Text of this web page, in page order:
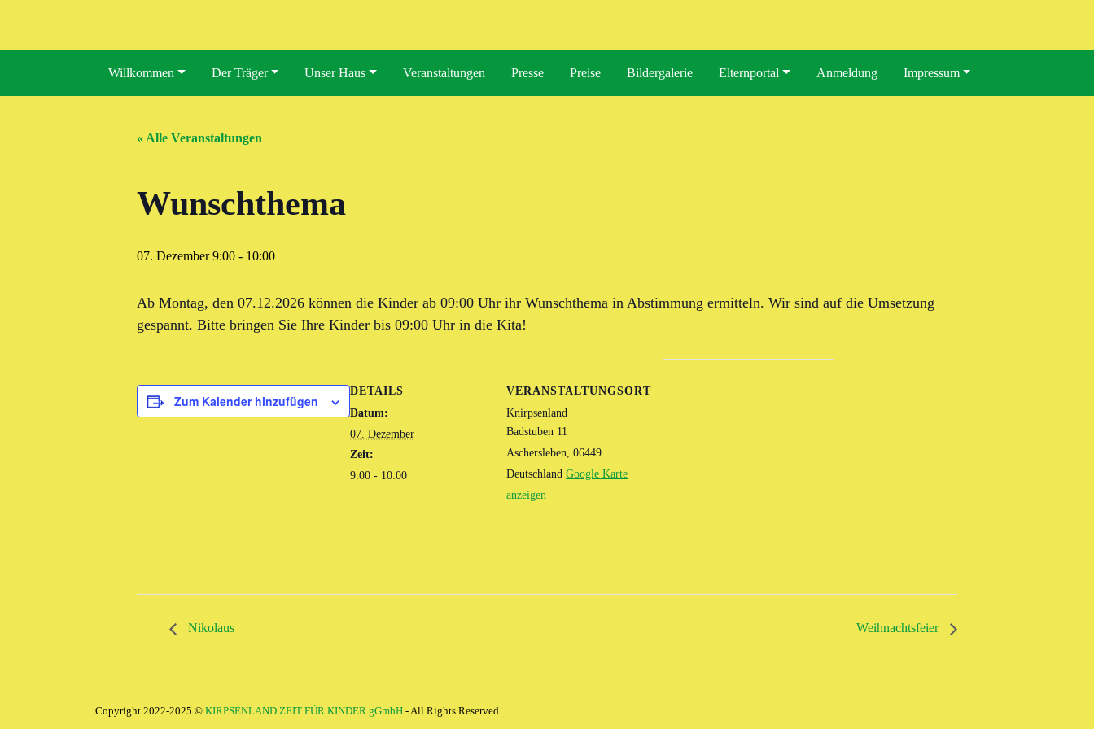
Willkommen Der Träger Unser Haus Veranstaltungen Presse Preise Bildergalerie Elternportal Anmeldung Impressum
« Alle Veranstaltungen
Wunschthema
07. Dezember 9:00 - 10:00
Ab Montag, den 07.12.2026 können die Kinder ab 09:00 Uhr ihr Wunschthema in Abstimmung ermitteln. Wir sind auf die Umsetzung
gespannt. Bitte bringen Sie Ihre Kinder bis 09:00 Uhr in die Kita!
Zum Kalender hinzufügen
DETAILS
Datum:
07. Dezember
Zeit:
9:00 - 10:00
VERANSTALTUNGSORT
Knirpsenland
Badstuben 11
Aschersleben, 06449
Deutschland Google Karte
anzeigen
Nikolaus Weihnachtsfeier
Copyright 2022-2025 © KIRPSENLAND ZEIT FÜR KINDER gGmbH - All Rights Reserved.